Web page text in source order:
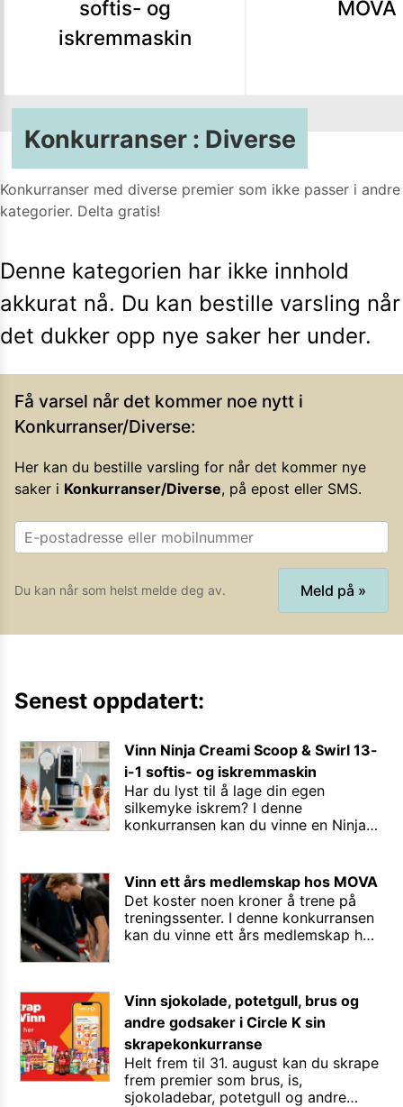
softis- og
iskremmaskin
MOVA
Konkurranser: Diverse
Konkurranser med diverse premier som ikke passer i andre
kategorier. Delta gratis!
Denne kategorien har ikke innhold
akkurat nå. Du kan bestille varsling når
det dukker opp nye saker her under.
Få varsel når det kommer noe nytt i
Konkurranser/Diverse:
Her kan du bestille varsling for når det kommer nye
saker i Konkurranser/Diverse, på epost eller SMS.
Meld på »
Du kan når som helst melde deg av.
Senest oppdatert:
Vinn Ninja Creami Scoop & Swirl 13-
i-1 softis- og iskremmaskin
Har du lyst til å lage din egen
silkemyke iskrem? I denne
konkurransen kan du vinne en Ninja
som elsker rask, sunn eller
hjemmelaget is - og ikke minst en
gøyal aktivitet for både store og små
i familien!
Vinn ett års medlemskap hos MOVA
Det koster noen kroner å trene på
treningssenter. I denne konkurransen
kan du vinne ett års medlemskap hos
Vinn sjokolade, potetgull, brus og
andre godsaker i Circle K sin
skrapekonkurranse
Helt frem til 31. august kan du skrape
frem premier som brus, is,
sjokoladebar, potetgull og andre